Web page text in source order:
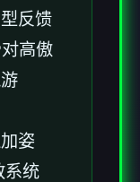
反馈
高傲
姿
系统